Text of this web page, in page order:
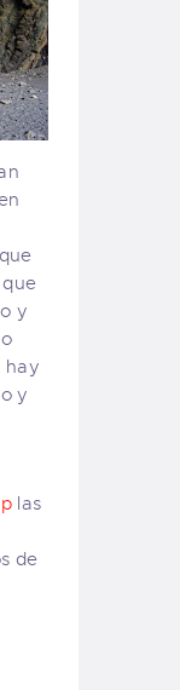
y
hay
y
las
de